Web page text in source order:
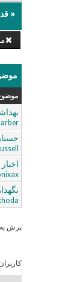
«
پرش
کاربران